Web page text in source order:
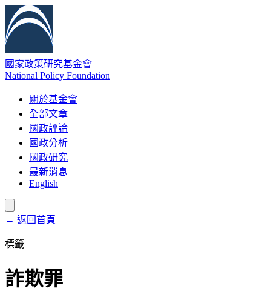
國家政策研究基金會
National Policy Foundation
關於基金會
全部文章
國政評論
國政分析
國政研究
最新消息
English
← 返回首頁
標籤
詐欺罪